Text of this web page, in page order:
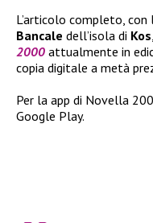
L’articolo completo, con
Bancale dell’isola di Kos
2000 attualmente in
copia digitale a metà
Per la app di Novella
Google Play.